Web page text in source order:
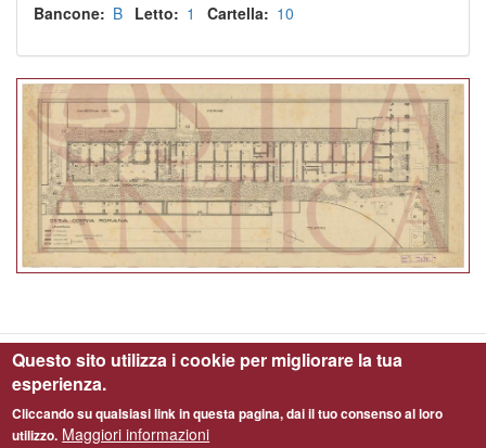
Bancone B Letto 1 Cartella 10
Parco Archeologico di Ostia Antica © 2019 - All Right Reserved - C.F.
97900080587
Informativa Privacy - Cookie Policy
Questo sito utilizza i cookie per migliorare la tua
esperienza.
Cliccando su qualsiasi link in questa pagina, dai il tuo consenso al loro
utilizzo. Maggiori informazioni